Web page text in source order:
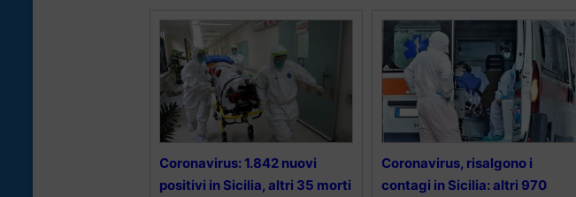
Coronavirus: 1.842 nuovi
positivi in Sicilia, altri 35 morti
Coronavirus, risalgono i
contagi in Sicilia: altri 970